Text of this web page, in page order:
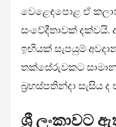
වෙළෙඳපොළ ඒ
සංවේදීතාවක්
ඉඟියක් සැපයුම්
තක්සේරුවකට
බ්‍රහස්පතින්දා සැසිය
ශ්‍රී ලංකාවට